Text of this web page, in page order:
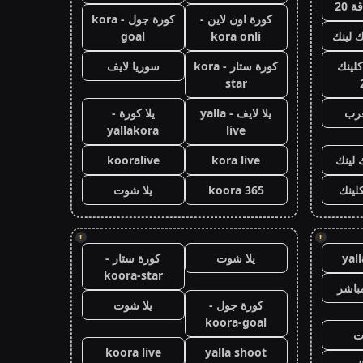
20
لينك
لينك
!
كورة اون لاين -
kora onli
كورة جول - kora
goal
كورة ستار - kora
star
سوريا لايف
يلا لايف - yalla
live
يلا كورة -
yallakora
kora live
kooralive
koora 365
يلا شوت
!
يلا شوت
كورة ستار -
koora-star
كورة جول -
koora-goal
يلا شوت
yalla shoot
koora live